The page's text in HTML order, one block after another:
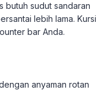
butuh sudut sandaran
lebih lama. Kursi
bar Anda.
anyaman rotan